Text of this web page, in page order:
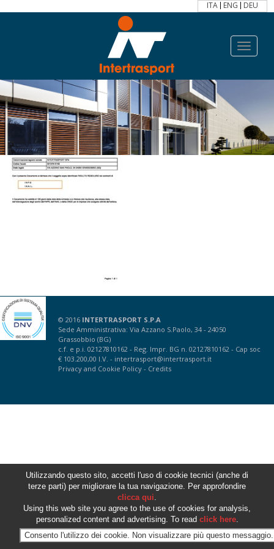
ITA ENG DEU
Toggle
© 2016 INTERTRASPORT S.P.A
Sede Amministrativa: Via Azzano S.Paolo, 34 - 24050
Grassobbio (BG)
c.f. e p.i. 02127810162 - Reg. Impr. BG n. 02127810162 - Cap soc
€ 103.200,00 I.V. - intertrasport@intertrasport.it
Privacyand Cookie Policy- Credits
Utilizzando questo sito, accetti l'uso di cookie tecnici (anche di
terze parti) per migliorare la tua navigazione. Per approfondire
clicca qui.
Using this web site you agree to the use of cookies for analysis,
personalized content and advertising. To read click here.